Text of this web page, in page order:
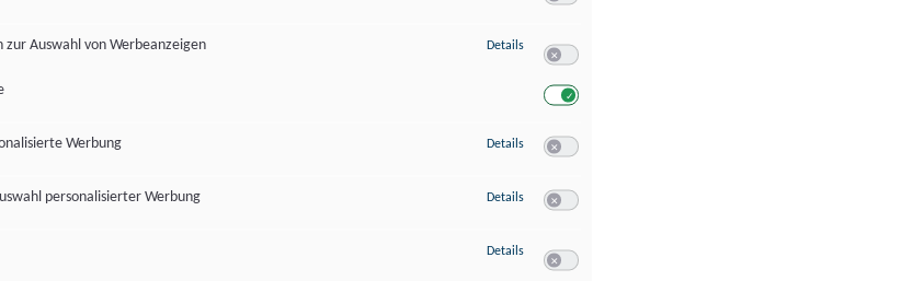
Auswahl von Werbeanzeigen
Details zu Verwendung reduzierter Daten zur Auswahl von Werbeanzeigen
Werbung
Details zu Erstellung von Profilen für personalisierte Werbung
personalisierter Werbung
Details zu Verwendung von Profilen zur Auswahl personalisierter Werbung
Details zu Messung der Werbeleistung